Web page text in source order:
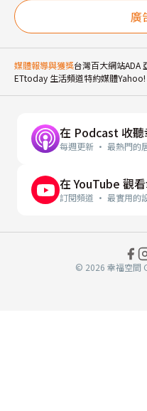
廣
媒體報導與獲獎台灣百大網站ADA
ETtoday 生活頻道特約媒體
在 Podcast 收聽
每週更新 · 最熱門的
在 YouTube 觀
訂閱頻道 · 最實用的
© 2026 幸福空間